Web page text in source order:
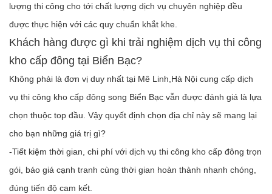
lượng thi công cho tới chất lượng dịch vụ chuyên nghiệp đều
được thực hiện với các quy chuẩn khắt khe.
Khách hàng được gì khi trải nghiệm dịch vụ thi công
kho cấp đông tại Biển Bạc?
Không phải là đơn vị duy nhất tại Mê Linh,Hà Nội cung cấp dịch
vụ thi công kho cấp đông song Biển Bạc vẫn được đánh giá là lựa
chọn thuộc top đầu. Vậy quyết định chọn địa chỉ này sẽ mang lại
cho bạn những giá trị gì?
-Tiết kiệm thời gian, chi phí với dịch vụ thi công kho cấp đông trọn
gói, báo giá cạnh tranh cùng thời gian hoàn thành nhanh chóng,
đúng tiến độ cam kết.